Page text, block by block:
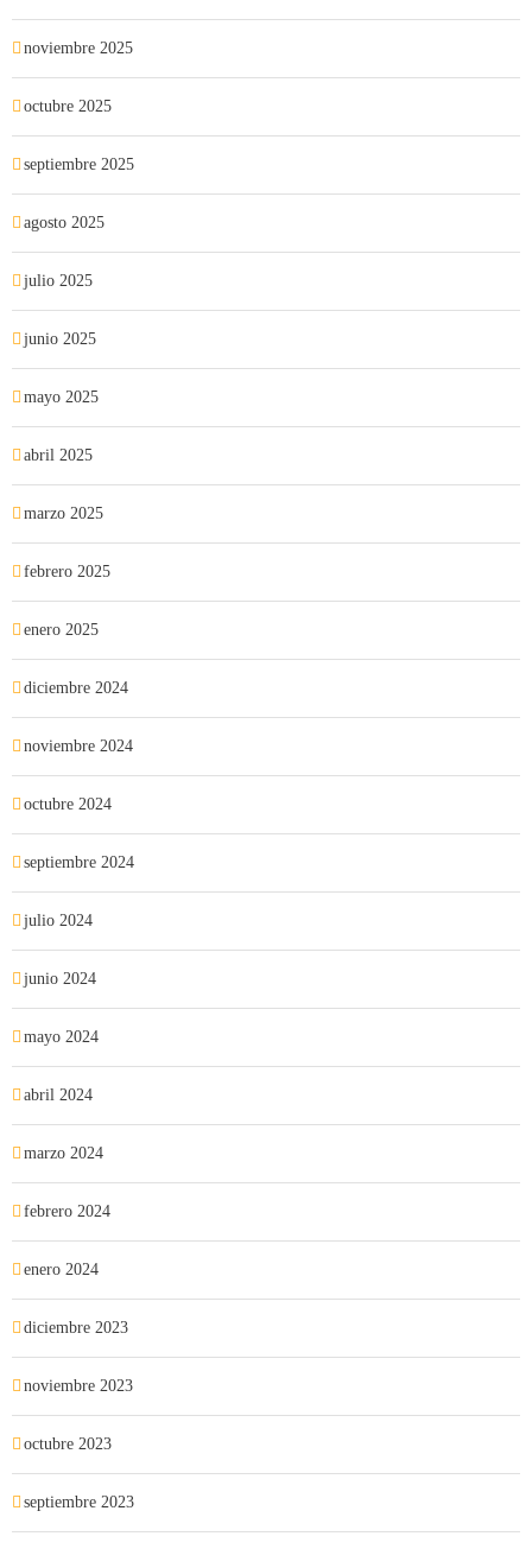
noviembre 2025
octubre 2025
septiembre 2025
agosto 2025
julio 2025
junio 2025
mayo 2025
abril 2025
marzo 2025
febrero 2025
enero 2025
diciembre 2024
noviembre 2024
octubre 2024
septiembre 2024
julio 2024
junio 2024
mayo 2024
abril 2024
marzo 2024
febrero 2024
enero 2024
diciembre 2023
noviembre 2023
octubre 2023
septiembre 2023